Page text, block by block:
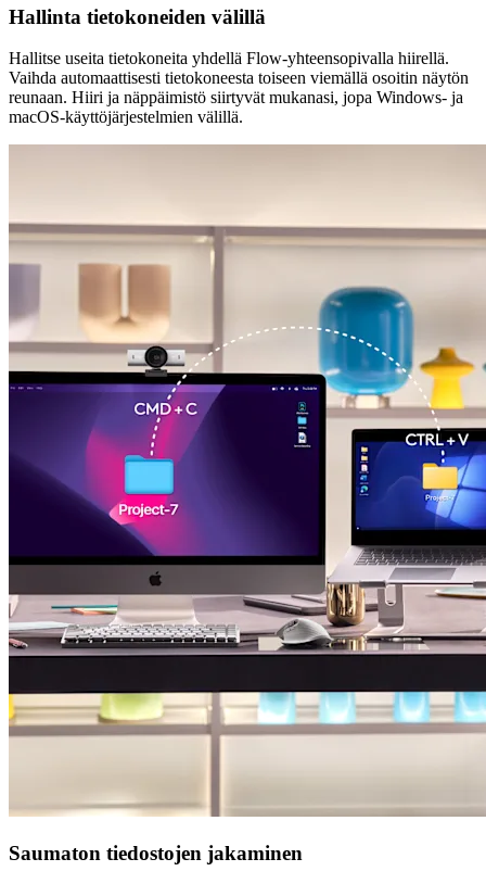
Hallinta tietokoneiden välillä
Hallitse useita tietokoneita yhdellä Flow-yhteensopivalla hiirellä.
Vaihda automaattisesti tietokoneesta toiseen viemällä osoitin näytön
reunaan. Hiiri ja näppäimistö siirtyvät mukanasi, jopa Windows- ja
macOS-käyttöjärjestelmien välillä.
Saumaton tiedostojen jakaminen